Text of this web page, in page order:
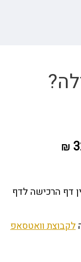
₪
דף הרכישה לדף
לקבוצת וואטסאפ